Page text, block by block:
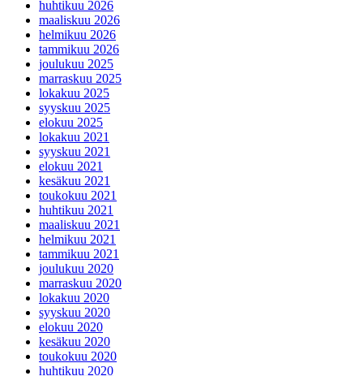
huhtikuu 2026
maaliskuu 2026
helmikuu 2026
tammikuu 2026
joulukuu 2025
marraskuu 2025
lokakuu 2025
syyskuu 2025
elokuu 2025
lokakuu 2021
syyskuu 2021
elokuu 2021
kesäkuu 2021
toukokuu 2021
huhtikuu 2021
maaliskuu 2021
helmikuu 2021
tammikuu 2021
joulukuu 2020
marraskuu 2020
lokakuu 2020
syyskuu 2020
elokuu 2020
kesäkuu 2020
toukokuu 2020
huhtikuu 2020